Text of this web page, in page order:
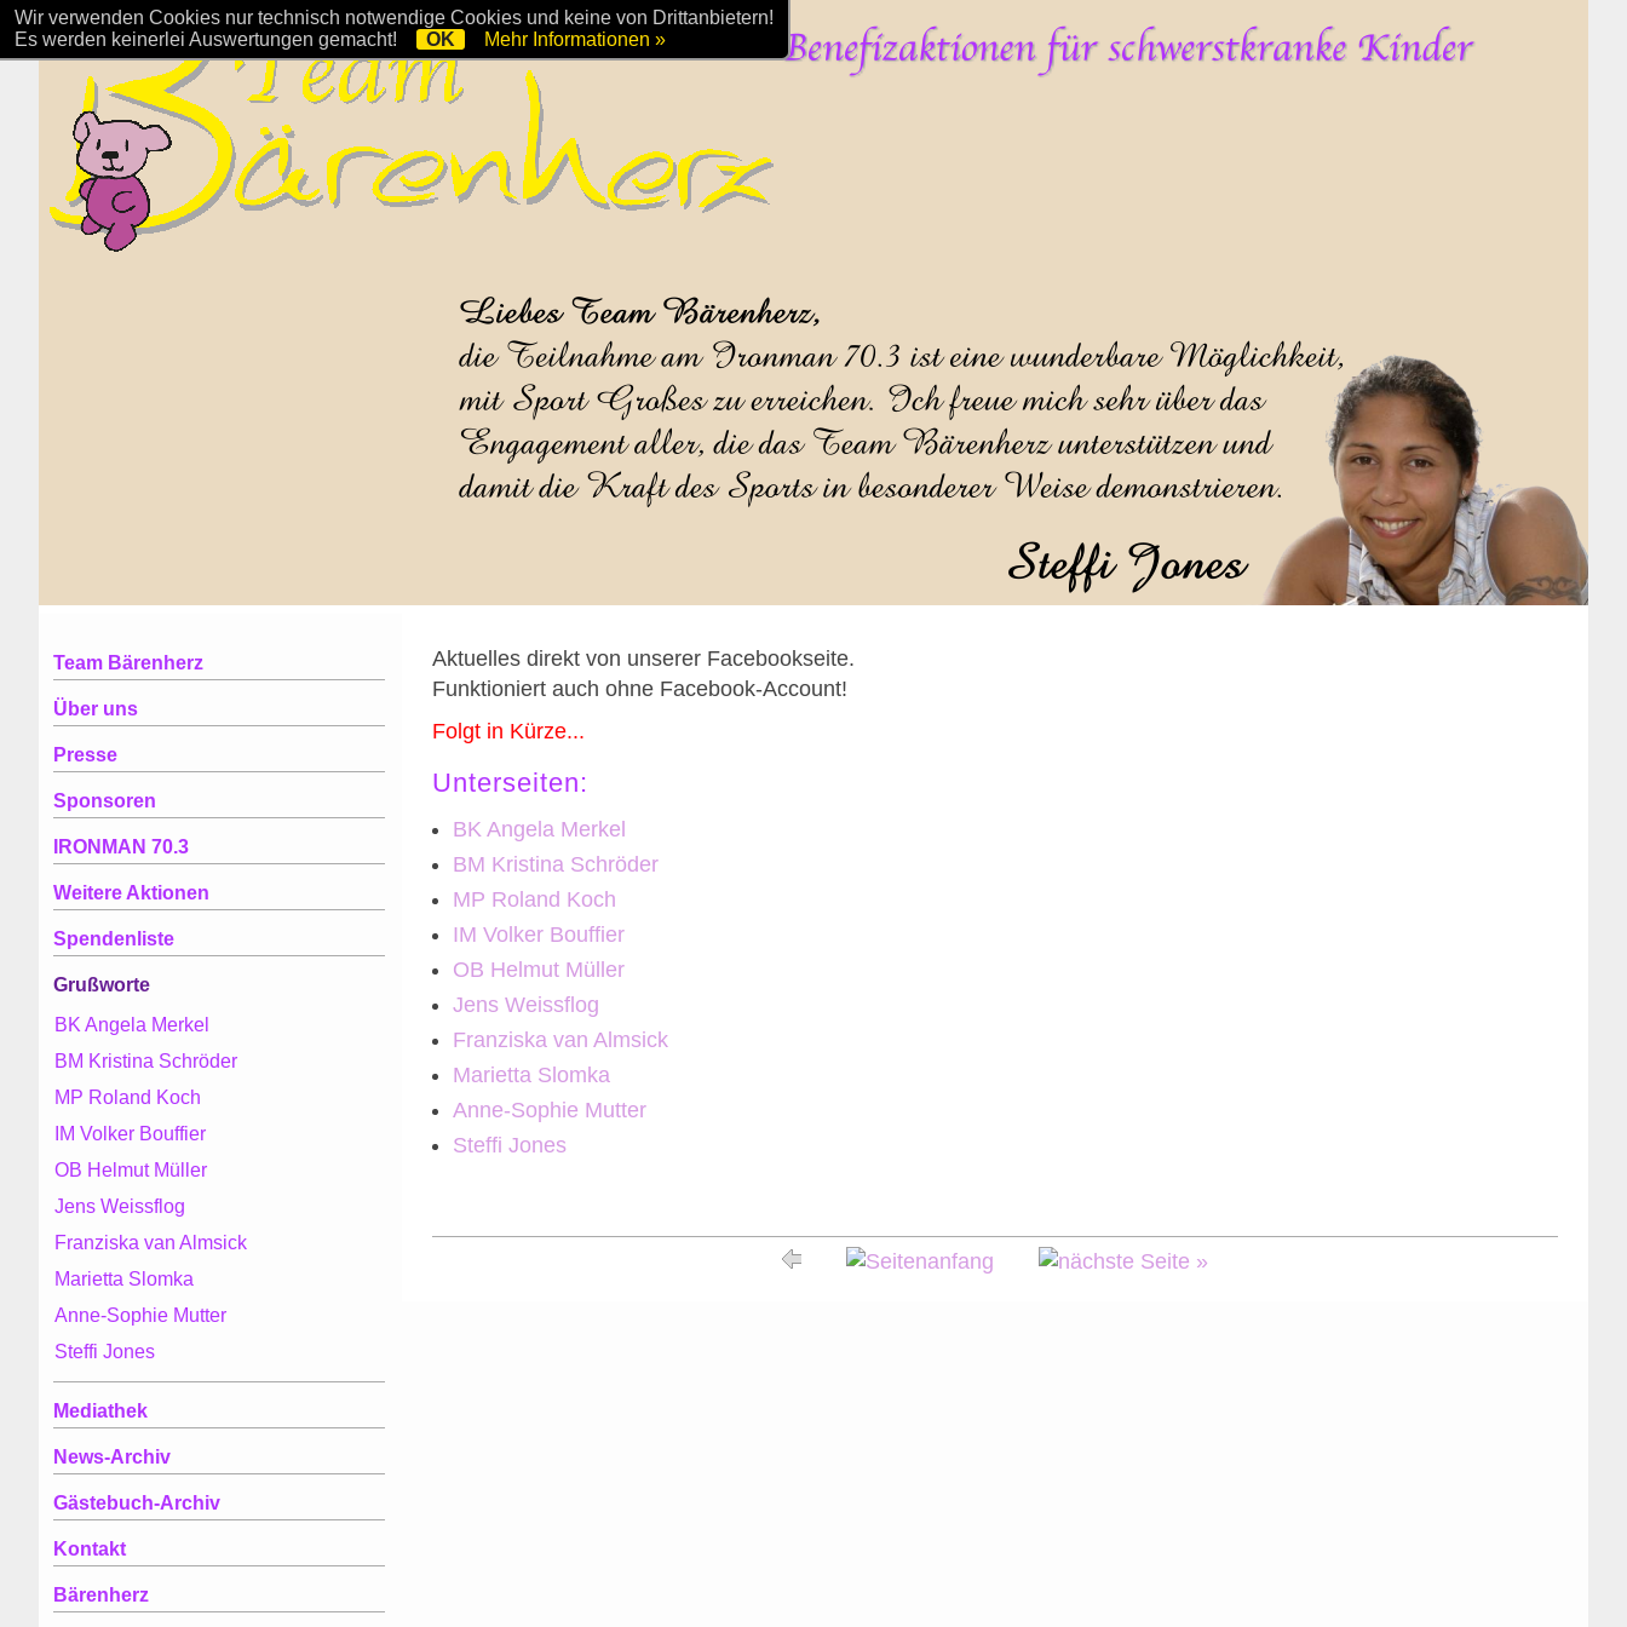
Aktuelles direkt von unserer Facebookseite.
Funktioniert auch ohne Facebook-Account!
Folgt in Kürze...
Unterseiten:
BK Angela Merkel
BM Kristina Schröder
MP Roland Koch
IM Volker Bouffier
OB Helmut Müller
Jens Weissflog
Franziska van Almsick
Marietta Slomka
Anne-Sophie Mutter
Steffi Jones
Team Bärenherz
Über uns
Presse
Sponsoren
IRONMAN 70.3
Weitere Aktionen
Spendenliste
Grußworte
BK Angela Merkel
BM Kristina Schröder
MP Roland Koch
IM Volker Bouffier
OB Helmut Müller
Jens Weissflog
Franziska van Almsick
Marietta Slomka
Anne-Sophie Mutter
Steffi Jones
Mediathek
News-Archiv
Gästebuch-Archiv
Kontakt
Bärenherz
Wir verwenden Cookies nur technisch notwendige Cookies und keine von Drittanbietern!
Es werden keinerlei Auswertungen gemacht!
OK Mehr Informationen »